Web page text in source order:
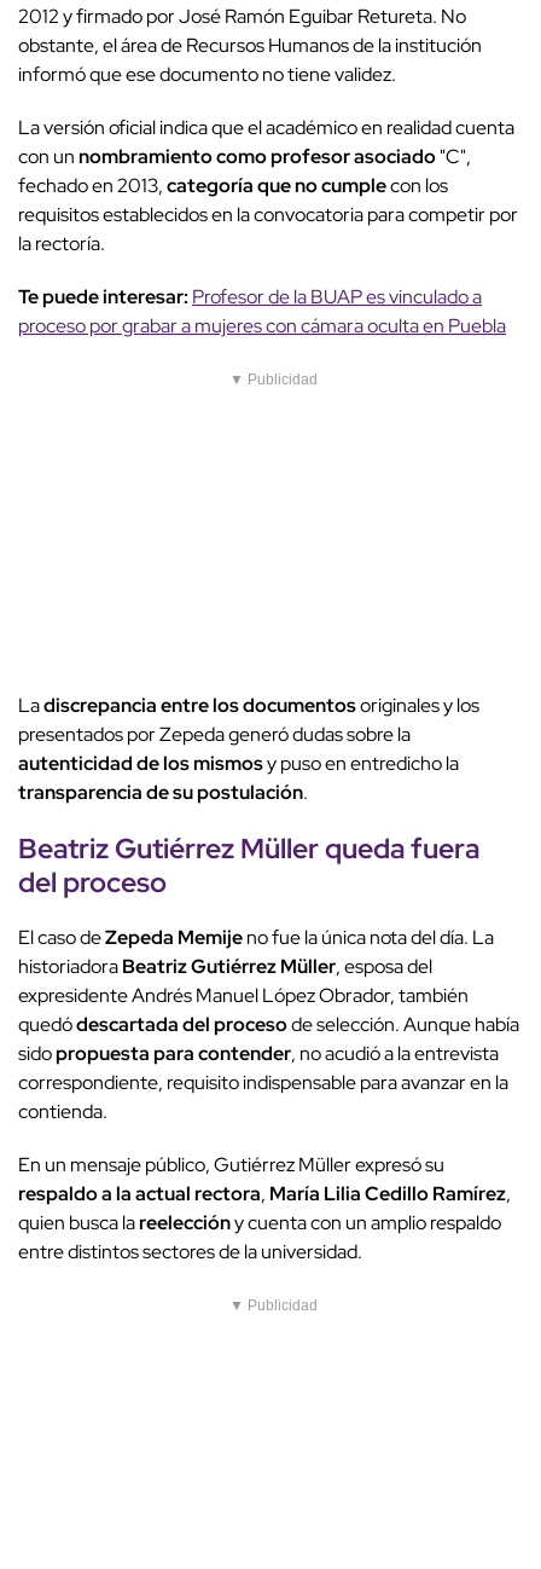
2012 y firmado por José Ramón Eguibar Retureta. No
obstante, el área de Recursos Humanos de la institución
informó que ese documento no tiene validez.
La versión oficial indica que el académico en realidad cuenta
con unnombramiento como profesor asociado"C",
fechado en 2013,categoría que no cumplecon los
requisitos establecidos en la convocatoria para competir por
la rectoría.
Te puede interesar: Profesor de la BUAP es vinculado a
proceso por grabar a mujeres con cámara oculta en Puebla
▼ Publicidad
Ladiscrepancia entre los documentosoriginales y los
presentados por Zepeda generó dudas sobre la
autenticidad de los mismosy puso en entredicho la
transparencia de su postulación.
Beatriz Gutiérrez Müllerqueda fuera
del proceso
El caso deZepeda Memijeno fue la única nota del día. La
historiadoraBeatriz Gutiérrez Müller, esposa del
expresidente Andrés Manuel López Obrador, también
quedódescartada del procesode selección. Aunque había
sidopropuesta para contender, no acudió a la entrevista
correspondiente, requisito indispensable para avanzar en la
contienda.
En un mensaje público, Gutiérrez Müller expresó su
respaldo a la actual rectora, María Lilia Cedillo Ramírez,
quien busca lareeleccióny cuenta con un amplio respaldo
entre distintos sectores de la universidad.
▼ Publicidad